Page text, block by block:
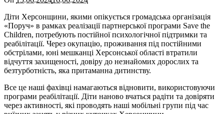
Діти Херсонщини, якими опікується громадська організація
«Поруч» в рамках реалізації партнерської програми Save the
Children, потребують постійної психологічної підтримки та
реабілітації. Через окупацію, проживання під постійними
обстрілами, юні мешканці Херсонської області втратили
відчуття захищеності, довіру до незнайомих дорослих та
безтурботність, яка притаманна дитинству.
Все це наші фахівці намагаються відновити, використовуючи
програми реабілітації. Діти наново вчаться радіти та довіряти
через активності, які проводять наші мобільні групи під час